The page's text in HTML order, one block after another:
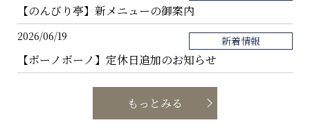
【のんびり亭】新メニューの御案内
新着情報
2026/06/19
【ボーノボーノ】定休日追加のお知らせ
もっとみる